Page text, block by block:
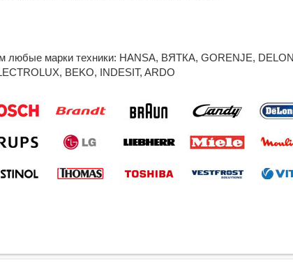
любые марки техники: HANSA, ВЯТКА, GORENJE,
, BEKO, INDESIT, ARDO